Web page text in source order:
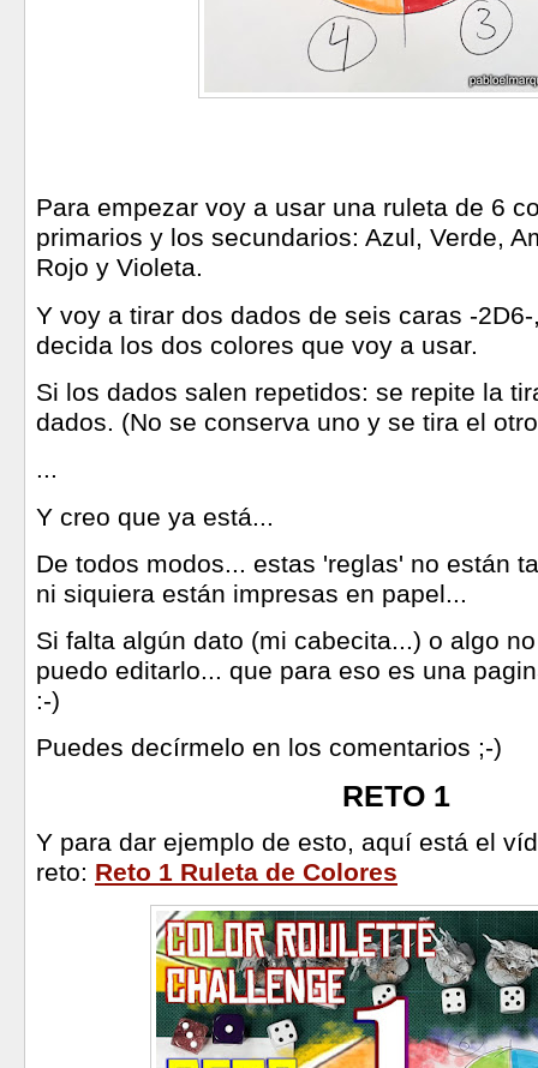
Para empezar voy a usar una ruleta de 6
primarios y los secundarios: Azul, Verde,
Rojo y Violeta.
Y voy a tirar dos dados de seis caras -
decida los dos colores que voy a usar.
Si los dados salen repetidos: se repite la
dados. (No se conserva uno y se tira el
...
Y creo que ya está...
De todos modos... estas 'reglas' no están
ni siquiera están impresas en papel...
Si falta algún dato (mi cabecita...) o algo
puedo editarlo... que para eso es una
:-)
Puedes decírmelo en los comentarios ;-)
RETO 1
Y para dar ejemplo de esto, aquí está el
reto: Reto 1 Ruleta de Colores